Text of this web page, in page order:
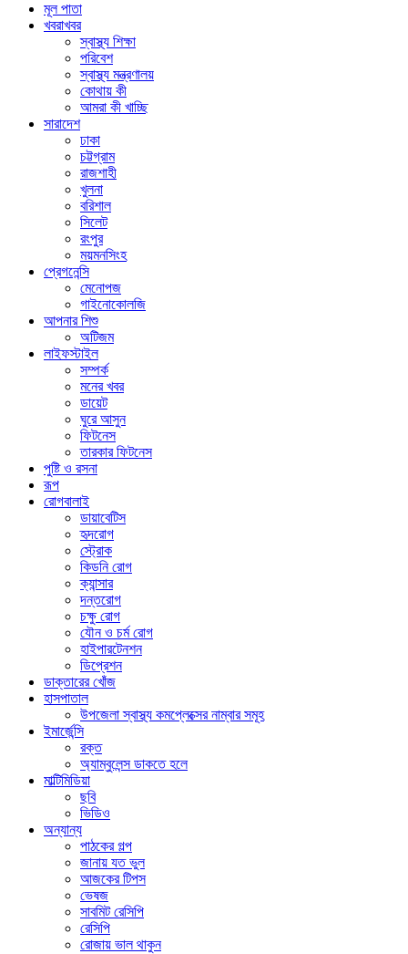
মূল পাতা
খবরাখবর
স্বাস্থ্য শিক্ষা
পরিবেশ
স্বাস্থ্য মন্ত্রণালয়
কোথায় কী
আমরা কী খাচ্ছি
সারাদেশ
ঢাকা
চট্টগ্রাম
রাজশাহী
খুলনা
বরিশাল
সিলেট
রংপুর
ময়মনসিংহ
প্রেগনেন্সি
মেনোপজ
গাইনোকোলজি
আপনার শিশু
অটিজম
লাইফস্টাইল
সম্পর্ক
মনের খবর
ডায়েট
ঘুরে আসুন
ফিটনেস
তারকার ফিটনেস
পুষ্টি ও রসনা
রূপ
রোগবালাই
ডায়াবেটিস
হৃদরোগ
স্ট্রোক
কিডনি রোগ
ক্যান্সার
দন্তরোগ
চক্ষু রোগ
যৌন ও চর্ম রোগ
হাইপারটেনশন
ডিপ্রেশন
ডাক্তারের খোঁজ
হাসপাতাল
উপজেলা স্বাস্থ্য কমপ্লেক্সের নাম্বার সমূহ
ইমার্জেন্সি
রক্ত
অ্যাম্বুলেন্স ডাকতে হলে
মাল্টিমিডিয়া
ছবি
ভিডিও
অন্যান্য
পাঠকের গল্প
জানায় যত ভুল
আজকের টিপস
ভেষজ
সাবমিট রেসিপি
রেসিপি
রোজায় ভাল থাকুন